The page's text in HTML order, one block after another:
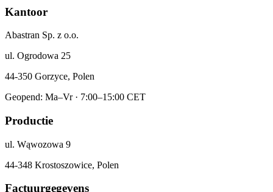
Kantoor
Abastran Sp. z o.o.
ul. Ogrodowa 25
44-350 Gorzyce, Polen
Geopend: Ma–Vr · 7:00–15:00 CET
Productie
ul. Wąwozowa 9
44-348 Krostoszowice, Polen
Factuurgegevens